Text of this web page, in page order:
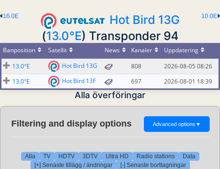
10.0E
16.0E
Hot Bird 13G
(13.0°E) Transponder 94
Banposition Satellit News Kanaler
Uppdatering
13.0°E
Hot Bird 13G 808
2026-08-05 08:26
13.0°E
Hot Bird 13F 697 2026-08-01 18:39
Alla överföringar
Filtering and display options Advanced options ▼
Alla TV HDTV 3DTV Ultra HD Radio stations
Data
[+] Senaste tillägg / ändringar
[-] Senaste borttagningar